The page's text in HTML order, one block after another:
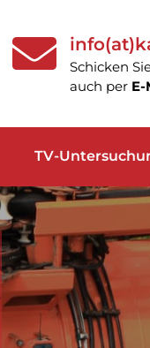
Schicken
auch per E-
TV-